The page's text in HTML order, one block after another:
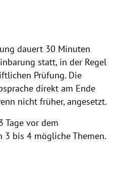
dauert 30 Minuten
statt, in der Regel
Prüfung. Die
direkt am Ende
nicht früher, angesetzt.
Tage vor dem
bis 4 mögliche Themen.